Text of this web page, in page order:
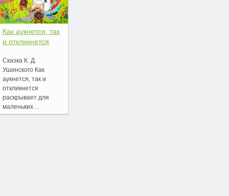
Как аукнется, так
и откликнется
Сказка К. Д.
Ушинского Как
аукнется, так и
откликнется
раскрывает для
маленьких…